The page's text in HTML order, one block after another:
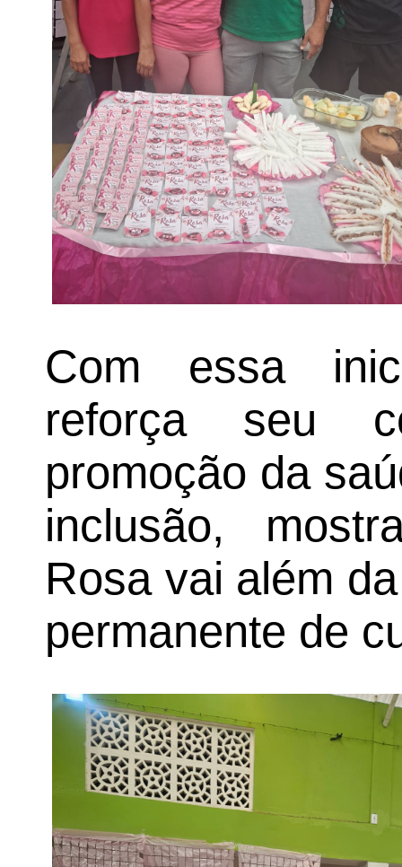
Com essa
reforça seu
promoção da
inclusão,
Rosa vai além
permanente de